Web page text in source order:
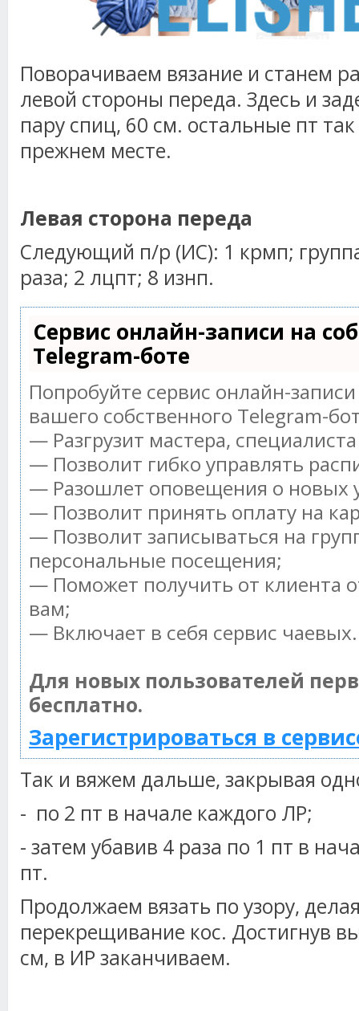
Поворачиваем вязание и станем
левой стороны переда. Здесь и
пару спиц, 60 см. остальные пт
прежнем месте.
Левая сторона переда
Следующий п/р (ИС): 1 крмп;
раза; 2 лцпт; 8 изнп.
Сервис онлайн-записи на
Telegram-боте
Попробуйте сервис онлайн-
вашего собственного Telegram-
— Разгрузит мастера,
— Позволит гибко управлять
— Разошлет оповещения о новых
— Позволит принять оплату на
— Позволит записываться на
персональные посещения;
— Поможет получить от клиента
вам;
— Включает в себя сервис чаевых.
Для новых пользователей
бесплатно.
Зарегистрироваться в
Так и вяжем дальше, закрывая
- по 2 пт в начале каждого ЛР;
- затем убавив 4 раза по 1 пт в
пт.
Продолжаем вязать по узору,
перекрещивание кос. Достигнув
см, в ИР заканчиваем.